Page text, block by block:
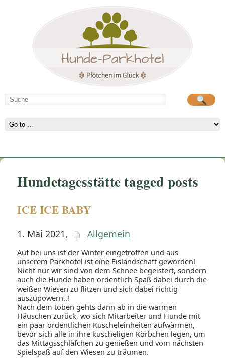
Hunde-Parkhotel
Hundetagesstätte tagged posts
ICE ICE BABY
1. Mai 2021, Allgemein
Auf bei uns ist der Winter eingetroffen und aus
unserem Parkhotel ist eine Eislandschaft geworden!
Nicht nur wir sind von dem Schnee begeistert, sondern
auch die Hunde haben ordentlich Spaß dabei durch die
weißen Wiesen zu flitzen und sich dabei richtig
auszupowern..!
Nach dem toben gehts dann ab in die warmen
Häuschen zurück, wo sich Mitarbeiter und Hunde mit
ein paar ordentlichen Kuscheleinheiten aufwärmen,
bevor sich alle in ihre kuscheligen Körbchen legen, um
das Mittagsschläfchen zu genießen und vom nächsten
Spielspaß auf den Wiesen zu träumen.